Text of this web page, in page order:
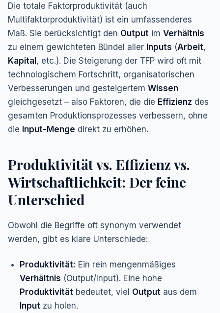
Die totale Faktorproduktivität (auch
Multifaktorproduktivität) ist ein umfassenderes
Maß. Sie berücksichtigt den Output im Verhältnis
zu einem gewichteten Bündel aller Inputs (Arbeit,
Kapital, etc.). Die Steigerung der TFP wird oft mit
technologischem Fortschritt, organisatorischen
Verbesserungen und gesteigertem Wissen
gleichgesetzt – also Faktoren, die die Effizienz des
gesamten Produktionsprozesses verbessern, ohne
die Input-Menge direkt zu erhöhen.
Produktivität vs. Effizienz vs.
Wirtschaftlichkeit: Der feine
Unterschied
Obwohl die Begriffe oft synonym verwendet
werden, gibt es klare Unterschiede:
Produktivität: Ein rein mengenmäßiges
Verhältnis (Output/Input). Eine hohe
Produktivität bedeutet, viel Output aus dem
Input zu holen.